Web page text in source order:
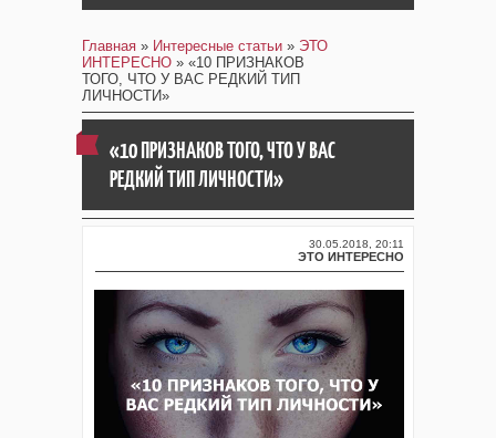
Главная » Интересные статьи » ЭТО
ИНТЕРЕСНО » «10 ПРИЗНАКОВ
ТОГО, ЧТО У ВАС РЕДКИЙ ТИП
ЛИЧНОСТИ»
«10 ПРИЗНАКОВ ТОГО, ЧТО У ВАС
РЕДКИЙ ТИП ЛИЧНОСТИ»
30.05.2018, 20:11
ЭТО ИНТЕРЕСНО